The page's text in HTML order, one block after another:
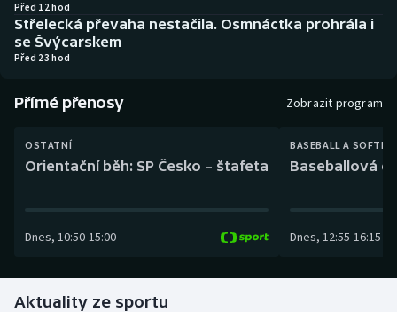
Boby a skeleton
Dostihy
Futsal
AZ kvíz
Před 12 hod
Střelecká převaha nestačila. Osmnáctka prohrála i
se Švýcarskem
Před 23 hod
Přímé přenosy Zobrazit program
OSTATNÍ
Orientační běh: SP Česko – štafeta
Dnes, 10:50-15:00
BASEBALL A
Baseballová
Dnes, 12:55-16:15
Aktuality ze sportu